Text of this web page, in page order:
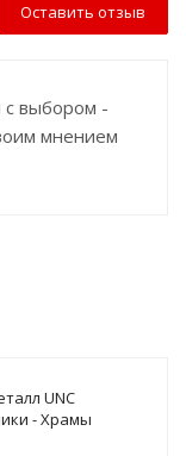
Оставить отзыв
с выбором -
мнением
UNC
- Храмы